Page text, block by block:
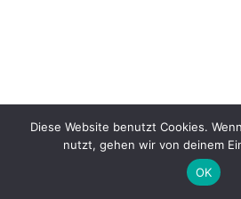
Diese Website benutzt Cookies.
nutzt, gehen wir von deinem
OK